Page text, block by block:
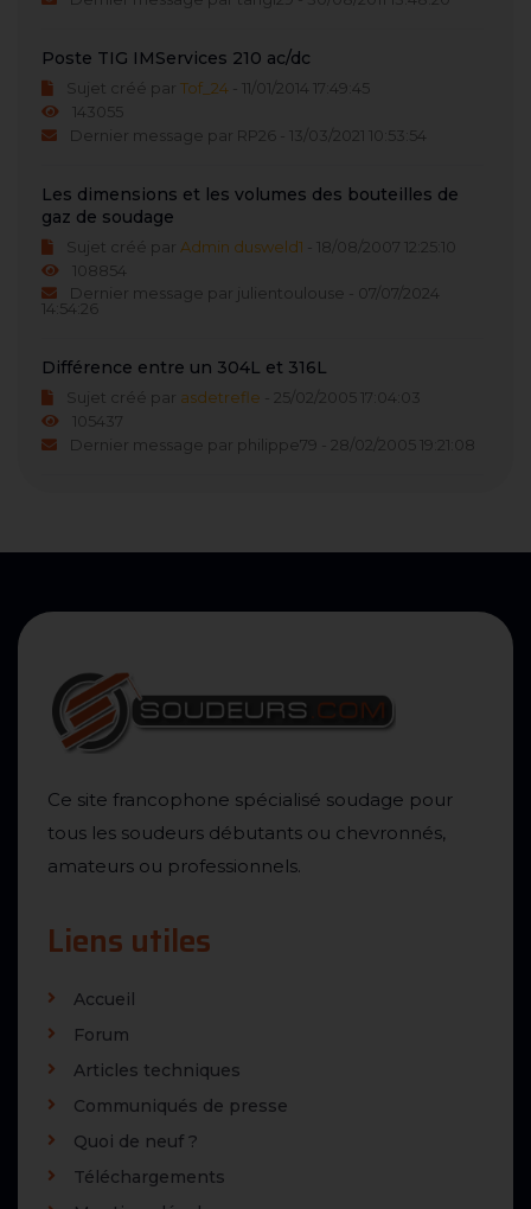
Poste TIG IMServices 210 ac/dc
Sujet créé par Tof_24 - 11/01/2014 17:49:45
143055
Dernier message par RP26 - 13/03/2021 10:53:54
Les dimensions et les volumes des bouteilles de
gaz de soudage
Sujet créé par Admin dusweld1 - 18/08/2007 12:25:10
108854
Dernier message par julientoulouse - 07/07/2024
14:54:26
Différence entre un 304L et 316L
Sujet créé par asdetrefle - 25/02/2005 17:04:03
105437
Dernier message par philippe79 - 28/02/2005 19:21:08
Ce site francophone spécialisé soudage pour
tous les soudeurs débutants ou chevronnés,
amateurs ou professionnels.
Liens utiles
Accueil
Forum
Articles techniques
Communiqués de presse
Quoi de neuf ?
Téléchargements